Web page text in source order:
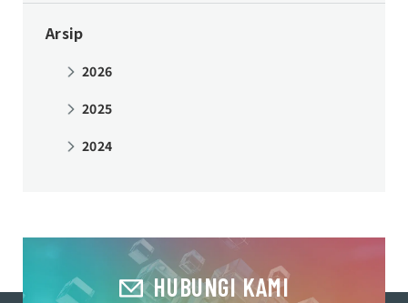
Arsip
2026
2025
2024
HUBUNGI KAMI